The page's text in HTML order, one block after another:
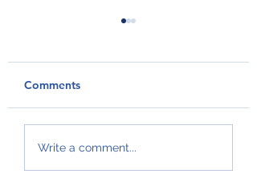
GroAqua útbyggir
Comments
Write a comment...